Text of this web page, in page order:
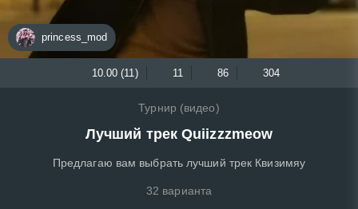
princess_mod
10.00 (11) 11 86 304
Турнир (видео)
Лучший трек Quiizzzmeow
Предлагаю вам выбрать лучший трек Квизимяу
32 варианта